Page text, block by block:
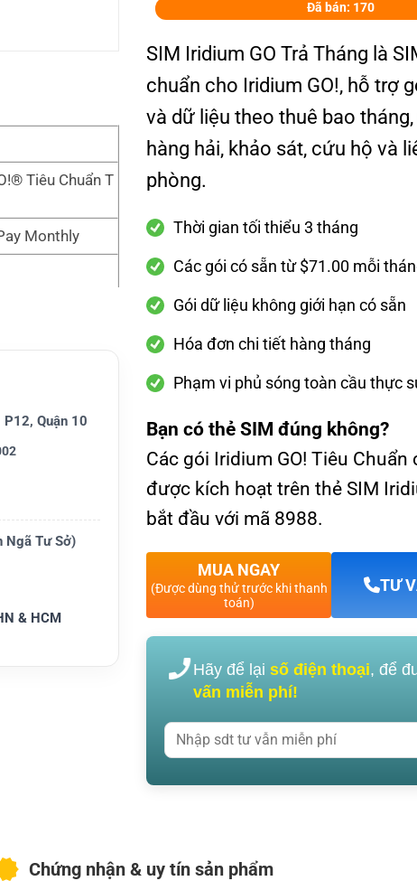
Tiêu Chuẩn T
Monthly
GO! Unlimited
Quận 10
Ngã Tư Sở)
& HCM
Đã bán: 170
SIM Iridium GO Trả Tháng là
chuẩn cho Iridium GO!, hỗ trợ
và dữ liệu theo thuê bao
hàng hải, khảo sát, cứu hộ và
phòng.
Thời gian tối thiểu 3 tháng
Các gói có sẵn từ $71.00 mỗi
Gói dữ liệu không giới hạn có sẵn
Hóa đơn chi tiết hàng tháng
Phạm vi phủ sóng toàn cầu thực
Bạn có thẻ SIM đúng không?
Các gói Iridium GO! Tiêu Chuẩn
được kích hoạt trên thẻ SIM
bắt đầu với mã 8988.
MUA NGAY
(Được dùng thử trước khi thanh
toán)
TƯ
Hãy để lạisố điện thoại, để
vấn miễn phí!
Chứng nhận & uy tín sản phẩm